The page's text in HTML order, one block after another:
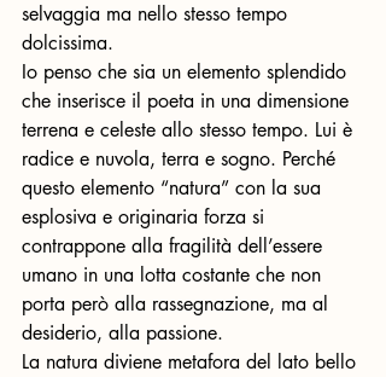
selvaggia ma nello stesso tempo
dolcissima.
Io penso che sia un elemento splendido
che inserisce il poeta in una dimensione
terrena e celeste allo stesso tempo. Lui è
radice e nuvola, terra e sogno. Perché
questo elemento “natura” con la sua
esplosiva e originaria forza si
contrappone alla fragilità dell’essere
umano in una lotta costante che non
porta però alla rassegnazione, ma al
desiderio, alla passione.
La natura diviene metafora del lato bello